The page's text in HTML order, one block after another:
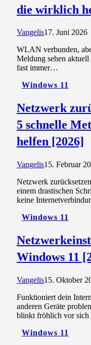
die wirklich
Vangelis17. Juni 2026
WLAN verbunden,
Meldung sehen
fast immer…
Windows 11
Netzwerk
5 schnelle
helfen [2026]
Vangelis15. Februar
Netzwerk
einem drastischen
keine
Windows 11
Windows 11
Vangelis15. Oktober
Funktioniert dein
anderen Geräte
blinkt fröhlich vor
Windows 11